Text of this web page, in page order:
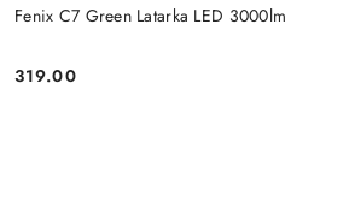
Fenix C7 Green Latarka LED 3000lm
Cena:
319.00